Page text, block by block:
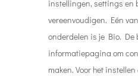
instellingen, settings en
vereenvoudigen. Eén
onderdelen is je Bio. De
informatiepagina om
maken. Voor het